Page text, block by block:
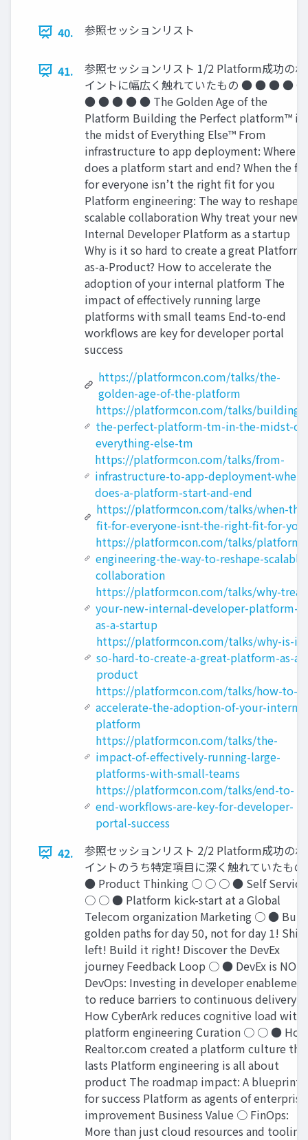
40. 参照セッションリスト
41.
参照セッションリスト 1/2 Platform成功のポ
イントに幅広く触れていたもの ● ● ● ● ●
● ● ● ● ● The Golden Age of the
Platform Building the Perfect platform™ in
the midst of Everything Else™ From
infrastructure to app deployment: Where
does a platform start and end? When the ﬁt
for everyone isn’t the right ﬁt for you
Platform engineering: The way to reshape
scalable collaboration Why treat your new
Internal Developer Platform as a startup
Why is it so hard to create a great Platform-
as-a-Product? How to accelerate the
adoption of your internal platform The
impact of effectively running large
platforms with small teams End-to-end
workﬂows are key for developer portal
success
https://platformcon.com/talks/the-
golden-age-of-the-platform
https://platformcon.com/talks/building-
the-perfect-platform-tm-in-the-midst-of-
everything-else-tm
https://platformcon.com/talks/from-
infrastructure-to-app-deployment-
does-a-platform-start-and-end
https://platformcon.com/talks/when-
fit-for-everyone-isnt-the-right-fit-for-you
https://platformcon.com/talks/platform-
engineering-the-way-to-reshape-
collaboration
https://platformcon.com/talks/why-
your-new-internal-developer-platform-
as-a-startup
https://platformcon.com/talks/why-is-it-
so-hard-to-create-a-great-platform-as-a-
product
https://platformcon.com/talks/how-to-
accelerate-the-adoption-of-your-
platform
https://platformcon.com/talks/the-
impact-of-effectively-running-large-
platforms-with-small-teams
https://platformcon.com/talks/end-to-
end-workflows-are-key-for-developer-
portal-success
42.
参照セッションリスト 2/2 Platform成功のポ
イントのうち特定項目に深く触れていたもの
● Product Thinking ○ ○ ○ ● Self Service
○ ○ ● Platform kick-start at a Global
Telecom organization Marketing ○ ●
golden paths for day 50, not for day 1! Shift
left! Build it right! Discover the DevEx
journey Feedback Loop ○ ● DevEx is NOT
DevOps: Investing in developer enablement
to reduce barriers to continuous delivery
How CyberArk reduces cognitive load with
platform engineering Curation ○ ○ ● How
Realtor.com created a platform culture
lasts Platform engineering is all about
product The roadmap impact: A blueprint
for success Platform as agents of enterprise
improvement Business Value ○ FinOps:
More than just cloud resources and tooling